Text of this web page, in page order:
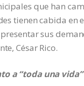
que han
tienen cabida en
sus
César Rico.
a “toda una vida”